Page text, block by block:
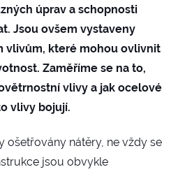
úprav a schopnosti
Jsou ovšem vystaveny
vlivům, které mohou ovlivnit
Zaměříme se na to,
vlivy a jak ocelové
vlivy bojují.
ošetřovány nátěry, ne vždy se
jsou obvykle